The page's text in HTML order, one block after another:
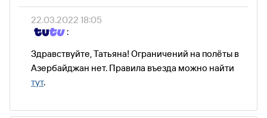
22.03.2022 18:05
:
Здравствуйте, Татьяна! Ограничений на полёты в
Азербайджан нет. Правила въезда можно найти
тут.